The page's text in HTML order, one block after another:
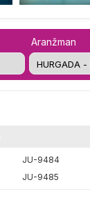
Aranžman
JU-9484
JU-9485